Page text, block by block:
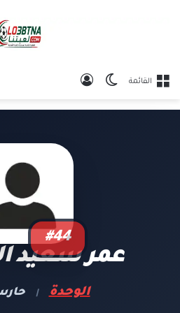
القائمة الوضع المظلم
#44
عمر سعيد
الوحدة |